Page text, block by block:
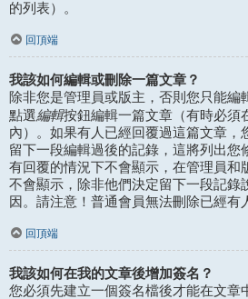
的列表）。
回頂端
我該如何編輯或刪除一篇文章？
除非您是管理員或版主，否則您只能編
點選編輯按鈕編輯一篇文章（有時必須
內）。如果有人已經回覆過這篇文章，
留下一段編輯過後的記錄，這將列出您
有回覆的情況下不會顯示，在管理員和
不會顯示，除非他們決定留下一段記錄
因。請注意！普通會員無法刪除已經有
回頂端
我該如何在我的文章後增加簽名？
您必須先建立一個簽名檔後才能在文章